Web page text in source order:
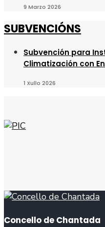
9 Marzo 2026
SUBVENCIÓNS
Subvención para
Climatización con
1 Xullo 2026
Concello de Chantada